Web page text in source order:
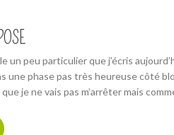
un peu particulier que j’écris
une phase pas très heureuse côté
je ne vais pas m’arrêter mais